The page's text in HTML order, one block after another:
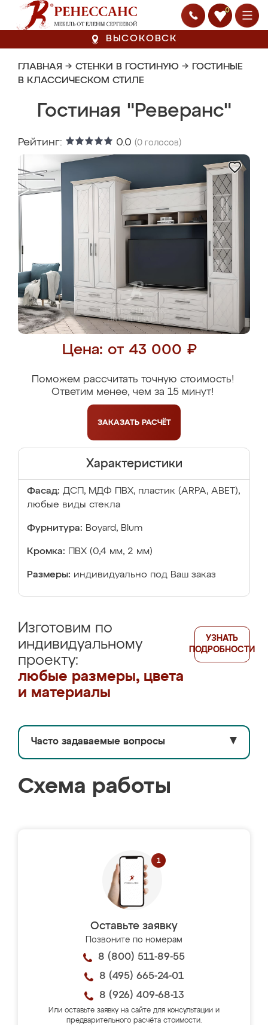
0
ВЫСОКОВСК
ГЛАВНАЯ → СТЕНКИ В ГОСТИНУЮ → ГОСТИНЫЕ
В КЛАССИЧЕСКОМ СТИЛЕ
Гостиная "Реверанс"
Рейтинг: 0.0 (0 голосов)
Цена: от 43 000 ₽
Поможем рассчитать точную стоимость!
Ответим менее, чем за 15 минут!
ЗАКАЗАТЬ РАСЧЁТ
Характеристики
Фасад: ДСП, МДФ ПВХ, пластик (ARPA, ABET),
любые виды стекла
Фурнитура: Boyard, Blum
Кромка: ПВХ (0,4 мм, 2 мм)
Размеры: индивидуально под Ваш заказ
Изготовим по
индивидуальному
проекту:
любые размеры, цвета
и материалы
УЗНАТЬ
ПОДРОБНОСТИ
Часто задаваемые вопросы ▼
Схема работы
Оставьте заявку
Позвоните по номерам
8 (800) 511-89-55
8 (495) 665-24-01
8 (926) 409-68-13
Или оставьте заявку на сайте для консультации и
предварительного расчёта стоимости.